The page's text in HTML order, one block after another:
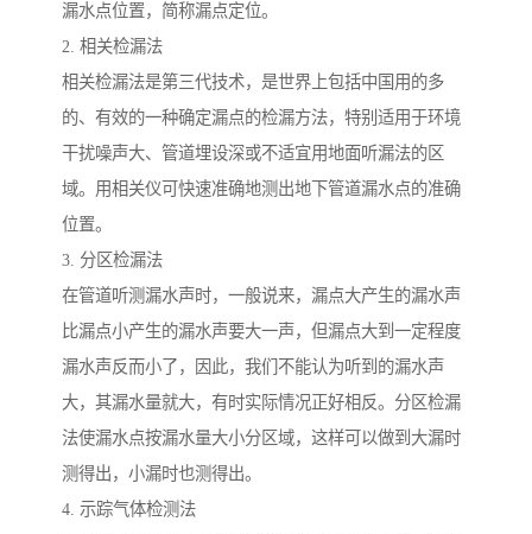
漏水点位置，简称漏点定位。
2. 相关检漏法
相关检漏法是第三代技术，是世界上包括中国用的多
的、有效的一种确定漏点的检漏方法，特别适用于环境
干扰噪声大、管道埋设深或不适宜用地面听漏法的区
域。用相关仪可快速准确地测出地下管道漏水点的准确
位置。
3. 分区检漏法
在管道听测漏水声时，一般说来，漏点大产生的漏水声
比漏点小产生的漏水声要大一声，但漏点大到一定程度
漏水声反而小了，因此，我们不能认为听到的漏水声
大，其漏水量就大，有时实际情况正好相反。分区检漏
法使漏水点按漏水量大小分区域，这样可以做到大漏时
测得出，小漏时也测得出。
4. 示踪气体检测法